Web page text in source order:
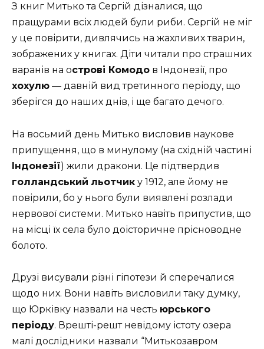
З книг Митько та Сергій дізналися, що
пращурами всіх людей були риби. Сергій не міг
у це повірити, дивлячись на жахливих тварин,
зображених у книгах. Діти читали про страшних
варанів на острові Комодо в Індонезії, про
хохулю — давній вид третинного періоду, що
зберігся до наших днів, і ще багато дечого.
На восьмий день Митько висловив наукове
припущення, що в минулому (на східній частині
Індонезії) жили дракони. Це підтвердив
голландський льотчик у 1912, але йому не
повірили, бо у нього були виявлені розлади
нервової системи. Митько навіть припустив, що
на місці їх села було доісторичне прісноводне
болото.
Друзі висували різні гіпотези й сперечалися
щодо них. Вони навіть висловили таку думку,
що Юрківку назвали на честь юрського
періоду. Врешті-решт невідому істоту озера
малі дослідники назвали “Митькозавром